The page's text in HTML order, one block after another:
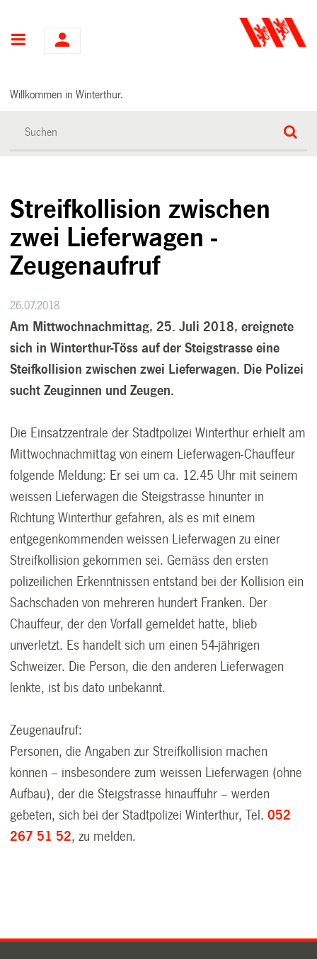
Hauptnavigation
Willkommen in Winterthur.
Streifkollision zwischen
zwei Lieferwagen -
Zeugenaufruf
26.07.2018
Am Mittwochnachmittag, 25. Juli 2018, ereignete
sich in Winterthur-Töss auf der Steigstrasse eine
Steifkollision zwischen zwei Lieferwagen. Die Polizei
sucht Zeuginnen und Zeugen.
Die Einsatzzentrale der Stadtpolizei Winterthur erhielt am
Mittwochnachmittag von einem Lieferwagen-Chauffeur
folgende Meldung: Er sei um ca. 12.45 Uhr mit seinem
weissen Lieferwagen die Steigstrasse hinunter in
Richtung Winterthur gefahren, als es mit einem
entgegenkommenden weissen Lieferwagen zu einer
Streifkollision gekommen sei. Gemäss den ersten
polizeilichen Erkenntnissen entstand bei der Kollision ein
Sachschaden von mehreren hundert Franken. Der
Chauffeur, der den Vorfall gemeldet hatte, blieb
unverletzt. Es handelt sich um einen 54-jährigen
Schweizer. Die Person, die den anderen Lieferwagen
lenkte, ist bis dato unbekannt.
Zeugenaufruf:
Personen, die Angaben zur Streifkollision machen
können – insbesondere zum weissen Lieferwagen (ohne
Aufbau), der die Steigstrasse hinauffuhr – werden
gebeten, sich bei der Stadtpolizei Winterthur, Tel.052
267 51 52, zu melden.